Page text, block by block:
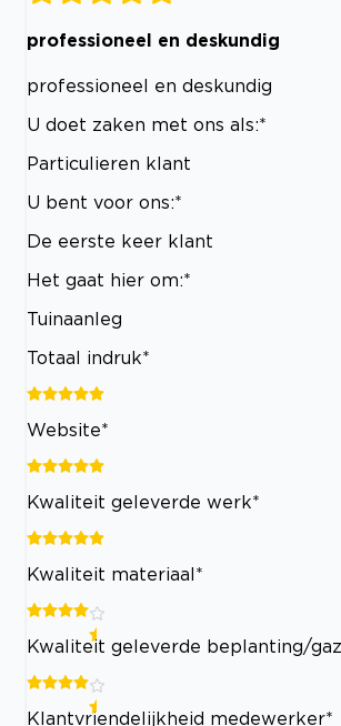
professioneel en deskundig
professioneel en deskundig
U doet zaken met ons als:*
Particulieren klant
U bent voor ons:*
De eerste keer klant
Het gaat hier om:*
Tuinaanleg
Totaal indruk*
Website*
Kwaliteit geleverde werk*
Kwaliteit materiaal*
Kwaliteit geleverde beplanting/
Klantvriendelijkheid medewerker*